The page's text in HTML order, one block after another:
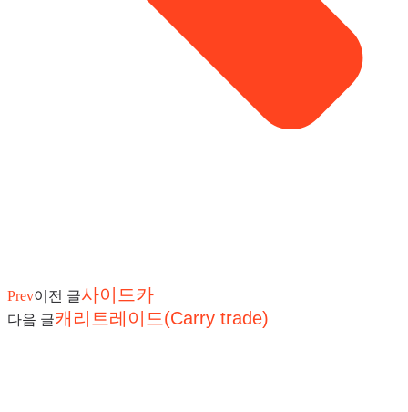
Prev이전 글사이드카
다음 글캐리트레이드(Carry trade)